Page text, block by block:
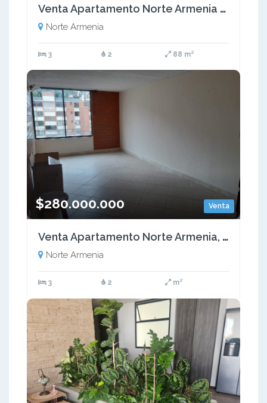
Venta Apartamento Norte Armenia Quindio (COL) COD: 7897963
Norte Armenia
3 2 88 m²
Venta
$280.000.000
Venta Apartamento Norte Armenia, Quindio - (COL). COD: 9504775
Norte Armenia
3 2 m²